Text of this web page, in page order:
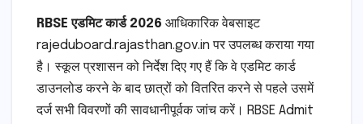
RBSE एडमिट कार्ड 2026 आधिकारिक वेबसाइट
rajeduboard.rajasthan.gov.in पर उपलब्ध कराया गया
है। स्कूल प्रशासन को निर्देश दिए गए हैं कि वे एडमिट कार्ड
डाउनलोड करने के बाद छात्रों को वितरित करने से पहले उसमें
दर्ज सभी विवरणों की सावधानीपूर्वक जांच करें। RBSE Admit